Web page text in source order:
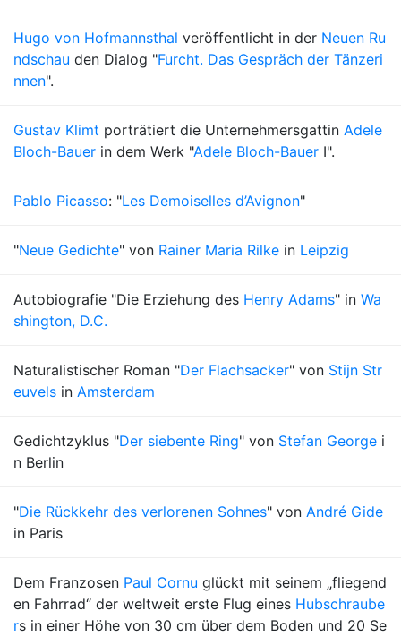
Hugo von Hofmannsthal veröffentlicht in der Neuen Ru
ndschau den Dialog "Furcht. Das Gespräch der Tänzeri
nnen".
Gustav Klimt porträtiert die Unternehmersgattin Adele
Bloch-Bauer in dem Werk "Adele Bloch-Bauer I".
Pablo Picasso: "Les Demoiselles d’Avignon"
"Neue Gedichte" von Rainer Maria Rilke in Leipzig
Autobiografie "Die Erziehung des Henry Adams" in Wa
shington, D.C.
Naturalistischer Roman "Der Flachsacker" von Stijn Str
euvels in Amsterdam
Gedichtzyklus "Der siebente Ring" von Stefan George i
n Berlin
"Die Rückkehr des verlorenen Sohnes" von André Gide
in Paris
Dem Franzosen Paul Cornu glückt mit seinem „fliegend
en Fahrrad“ der weltweit erste Flug eines Hubschraube
rs in einer Höhe von 30 cm über dem Boden und 20 Se